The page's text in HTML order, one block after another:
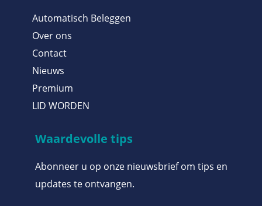
Automatisch Beleggen
Over ons
Contact
Nieuws
Premium
LID WORDEN
Waardevolle tips
Abonneer u op onze nieuwsbrief om tips en
updates te ontvangen.